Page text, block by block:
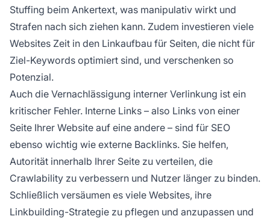
Stuffing beim Ankertext, was manipulativ wirkt und
Strafen nach sich ziehen kann. Zudem investieren viele
Websites Zeit in den Linkaufbau für Seiten, die nicht für
Ziel-Keywords optimiert sind, und verschenken so
Potenzial.
Auch die Vernachlässigung interner Verlinkung ist ein
kritischer Fehler. Interne Links – also Links von einer
Seite Ihrer Website auf eine andere – sind für SEO
ebenso wichtig wie externe Backlinks. Sie helfen,
Autorität innerhalb Ihrer Seite zu verteilen, die
Crawlability zu verbessern und Nutzer länger zu binden.
Schließlich versäumen es viele Websites, ihre
Linkbuilding-Strategie zu pflegen und anzupassen und